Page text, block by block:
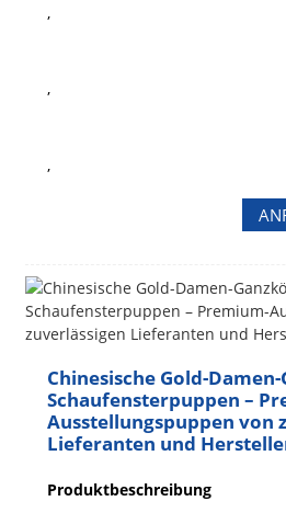
,
,
,
Chinesische Gold-
Schaufensterpuppen –
Ausstellungspuppen von
Lieferanten und
Produktbeschreibung